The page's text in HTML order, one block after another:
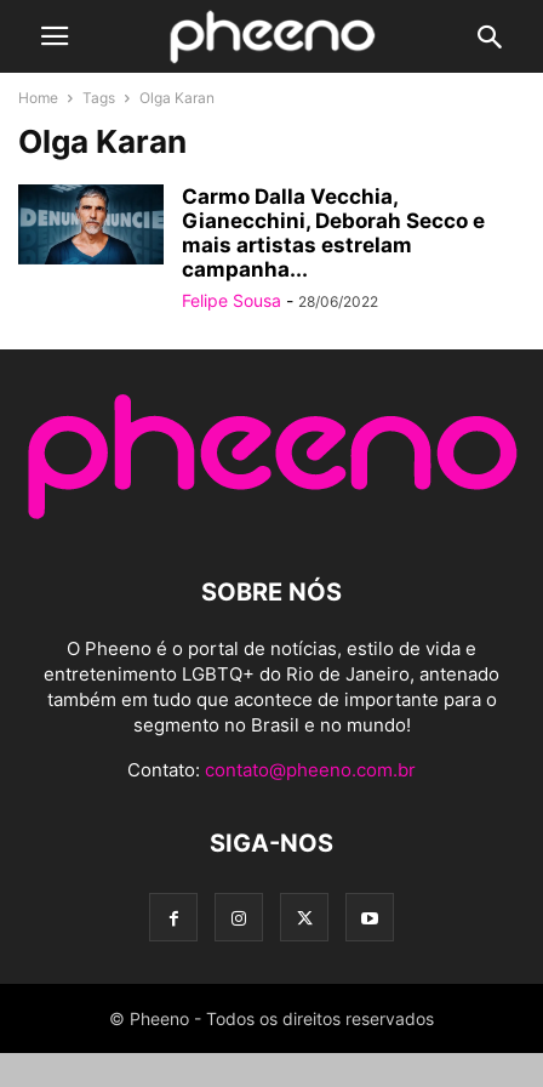
Home Tags Olga Karan
Olga Karan
Carmo Dalla Vecchia,
Gianecchini, Deborah Secco e
mais artistas estrelam
campanha...
Felipe Sousa - 28/06/2022
SOBRE NÓS
O Pheeno é o portal de notícias, estilo de vida e
entretenimento LGBTQ+ do Rio de Janeiro, antenado
também em tudo que acontece de importante para o
segmento no Brasil e no mundo!
Contato: contato@pheeno.com.br
SIGA-NOS
© Pheeno - Todos os direitos reservados